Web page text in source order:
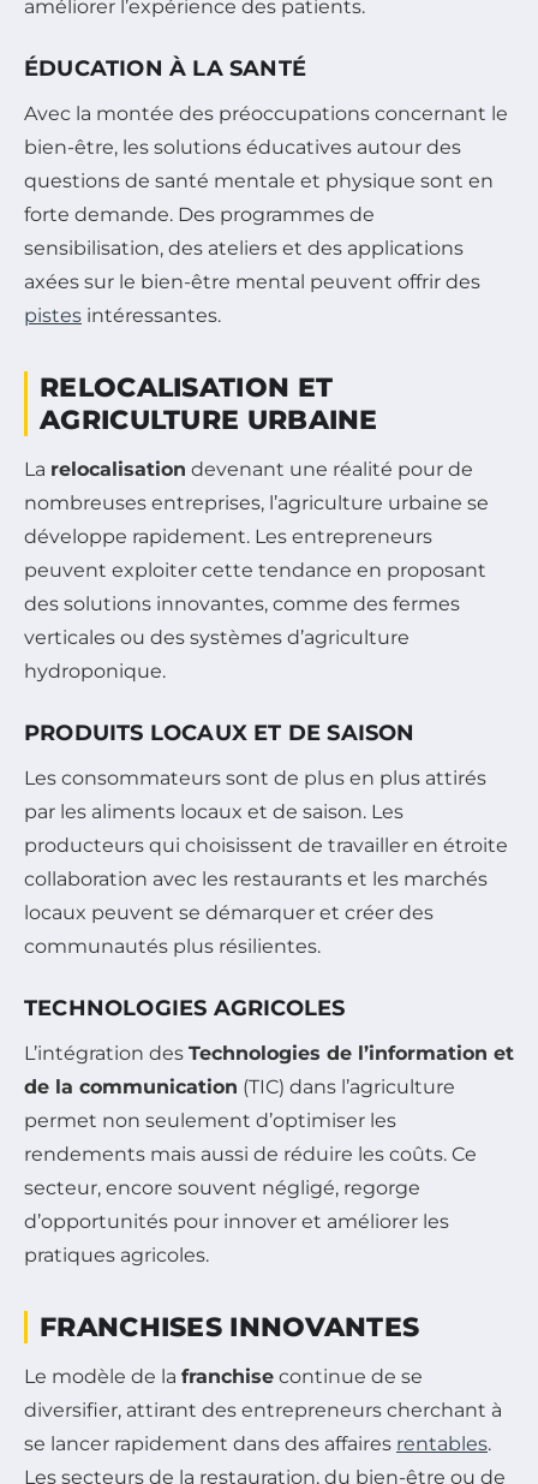
améliorer l’expérience des patients.
ÉDUCATION À LA SANTÉ
Avec la montée des préoccupations concernant le
bien-être, les solutions éducatives autour des
questions de santé mentale et physique sont en
forte demande. Des programmes de
sensibilisation, des ateliers et des applications
axées sur le bien-être mental peuvent offrir des
pistes intéressantes.
RELOCALISATION ET
AGRICULTURE URBAINE
La relocalisation devenant une réalité pour de
nombreuses entreprises, l’agriculture urbaine se
développe rapidement. Les entrepreneurs
peuvent exploiter cette tendance en proposant
des solutions innovantes, comme des fermes
verticales ou des systèmes d’agriculture
hydroponique.
PRODUITS LOCAUX ET DE SAISON
Les consommateurs sont de plus en plus attirés
par les aliments locaux et de saison. Les
producteurs qui choisissent de travailler en étroite
collaboration avec les restaurants et les marchés
locaux peuvent se démarquer et créer des
communautés plus résilientes.
TECHNOLOGIES AGRICOLES
L’intégration des Technologies de l’information et
de la communication (TIC) dans l’agriculture
permet non seulement d’optimiser les
rendements mais aussi de réduire les coûts. Ce
secteur, encore souvent négligé, regorge
d’opportunités pour innover et améliorer les
pratiques agricoles.
FRANCHISES INNOVANTES
Le modèle de la franchise continue de se
diversifier, attirant des entrepreneurs cherchant à
se lancer rapidement dans des affaires rentables.
Les secteurs de la restauration, du bien-être ou de